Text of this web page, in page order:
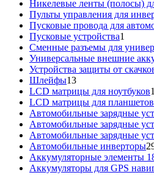
Никелевые ленты (полосы)
Пульты управления для
Пусковые провода для
Пусковые устройства1
товар
Сменные разъемы для
Универсальные внешние
Устройства защиты от
Шлейфы1313
товаров
LCD матрицы для ноутбуков
LCD матрицы для планшетов
Автомобильные зарядные
Автомобильные зарядные
Автомобильные зарядные
Автомобильные инверторы
Аккумуляторные элементы
Аккумуляторы для GPS